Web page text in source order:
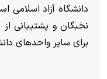
دانشگاه آزاد اسلامی
نخبگان و پشتیبانی
برای سایر واحد‌های